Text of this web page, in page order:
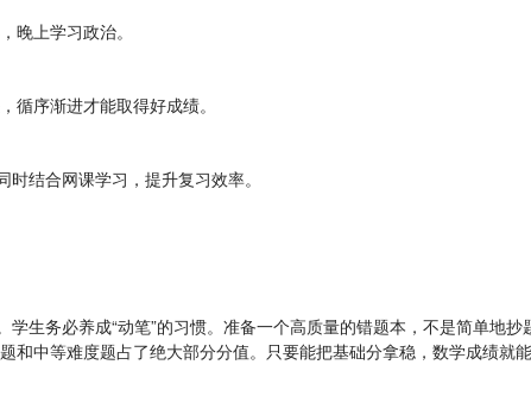
上学习政治。
序渐进才能取得好成绩。
结合网课学习，提升复习效率。
务必养成“动笔”的习惯。准备一个高质量的错题本，不是简单地
中等难度题占了绝大部分分值。只要能把基础分拿稳，数学成绩就